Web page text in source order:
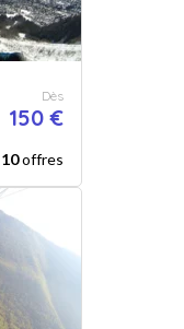
Dès
150 €
10offres